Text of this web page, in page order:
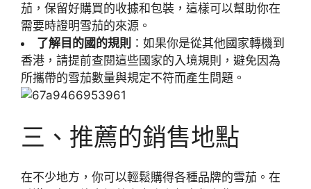
茄，保留好購買的收據和包裝，這樣可以幫助你在
需要時證明雪茄的來源。
了解目的國的規則 ：如果你是從其他國家轉機到
香港，請提前查閱這些國家的入境規則，避免因為
所攜帶的雪茄數量與規定不符而產生問題。
三、推薦的銷售地點
在不少地方，你可以輕鬆購得各種品牌的雪茄。在